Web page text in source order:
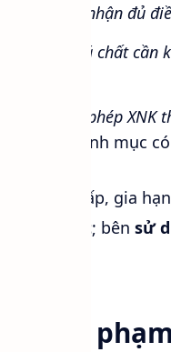
Giấy chứng nhận đủ
Giấy phép hoá chất
báo/giấy phép XNK
danh mục
thủ tục (cấp, gia
hoá chất; bên sử
lý &